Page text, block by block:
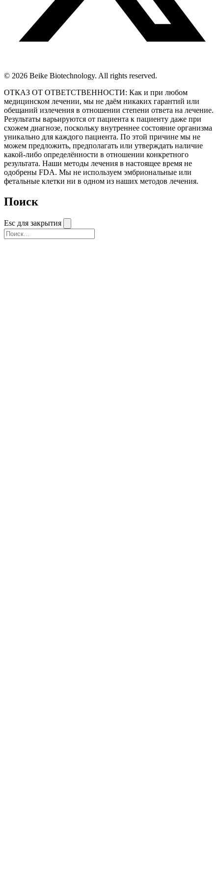
© 2026 Beike Biotechnology. All rights reserved.
ОТКАЗ ОТ ОТВЕТСТВЕННОСТИ: Как и при любом
медицинском лечении, мы не даём никаких гарантий или
обещаний излечения в отношении степени ответа на лечение.
Результаты варьируются от пациента к пациенту даже при
схожем диагнозе, поскольку внутреннее состояние организма
уникально для каждого пациента. По этой причине мы не
можем предложить, предполагать или утверждать наличие
какой-либо определённости в отношении конкретного
результата. Наши методы лечения в настоящее время не
одобрены FDA. Мы не используем эмбриональные или
фетальные клетки ни в одном из наших методов лечения.
Поиск
Esc для закрытия